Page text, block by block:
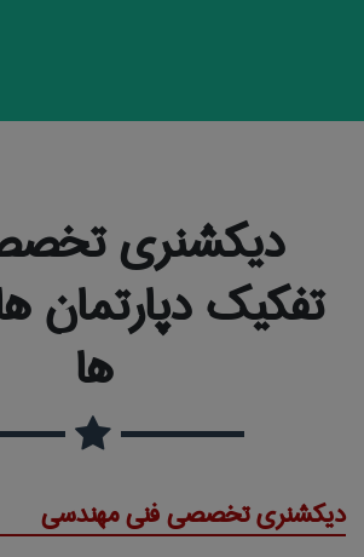
دیکشنری
تفکیک دپارتمان
ها
دیکشنری تخصصی فنی مهندسی